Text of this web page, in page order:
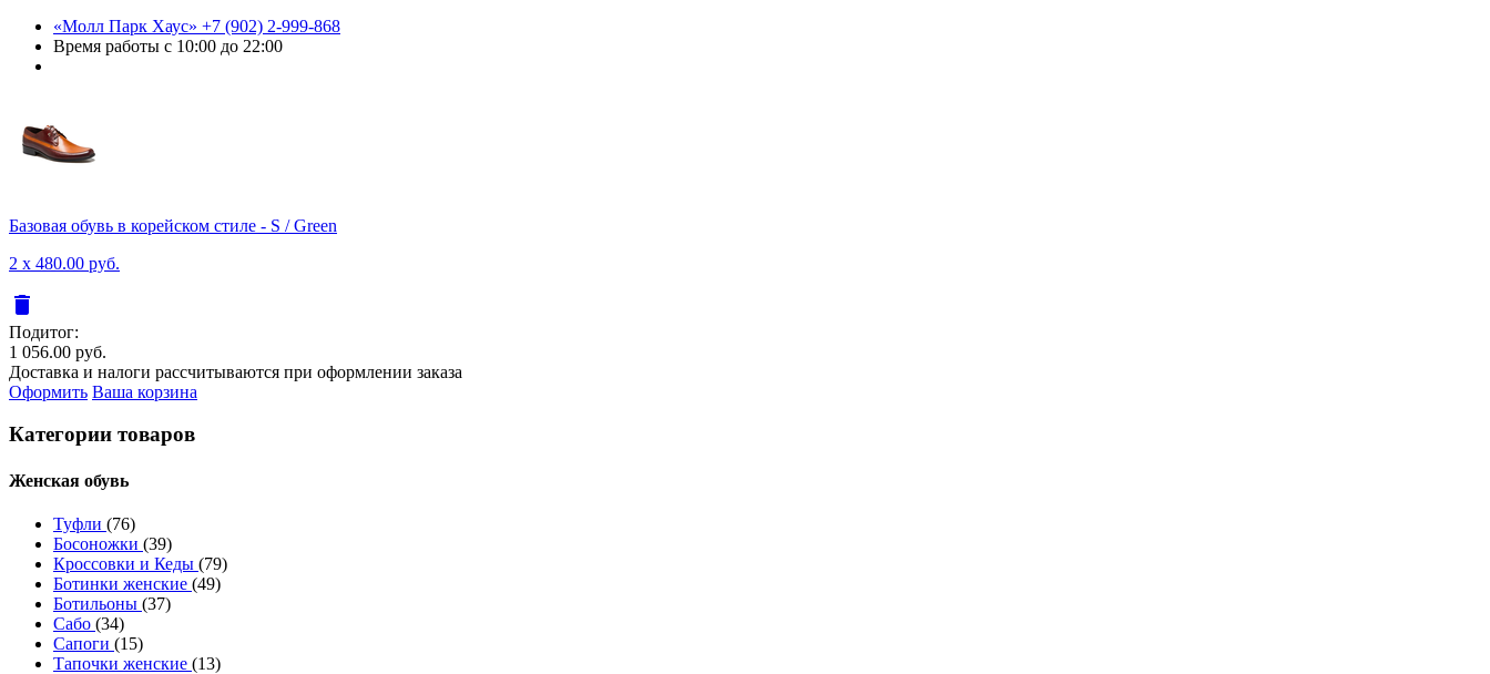
«Молл Парк Хаус» +7 (902) 2-999-868
Время работы с 10:00 до 22:00
Базовая обувь в корейском стиле - S / Green
2 x 480.00 руб.
delete
Подитог:
1 056.00 руб.
Доставка и налоги рассчитываются при оформлении заказа
Оформить Ваша корзина
Категории товаров
Женcкая обувь
Туфли (76)
Босоножки (39)
Кроссовки и Кеды (79)
Ботинки женские (49)
Ботильоны (37)
Сабо (34)
Сапоги (15)
Тапочки женские (13)